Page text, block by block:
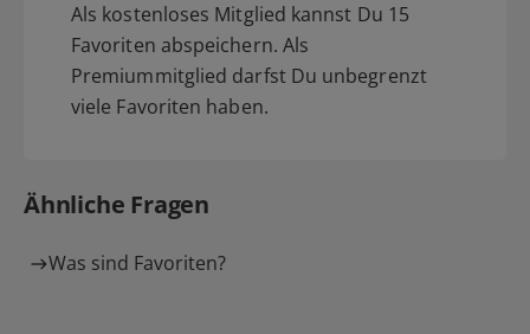
Als kostenloses Mitglied kannst Du 15
Favoriten abspeichern. Als
Premiummitglied darfst Du unbegrenzt
viele Favoriten haben.
Ähnliche Fragen
Was sind Favoriten?